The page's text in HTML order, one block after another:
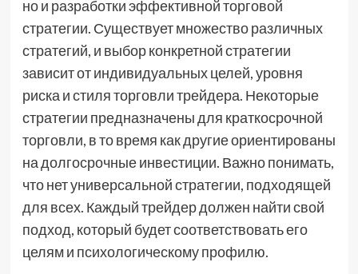
но и разработки эффективной торговой
стратегии. Существует множество различных
стратегий, и выбор конкретной стратегии
зависит от индивидуальных целей, уровня
риска и стиля торговли трейдера. Некоторые
стратегии предназначены для краткосрочной
торговли, в то время как другие ориентированы
на долгосрочные инвестиции. Важно понимать,
что нет универсальной стратегии, подходящей
для всех. Каждый трейдер должен найти свой
подход, который будет соответствовать его
целям и психологическому профилю.